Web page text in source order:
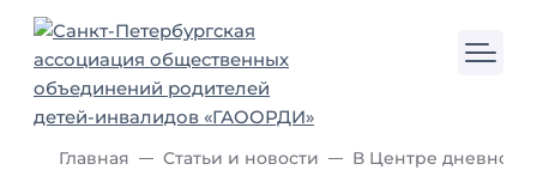
Главная Статьи и новости